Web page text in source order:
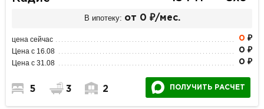
В ипотеку: от 0 ₽/мес.
цена сейчас 0 ₽
Цена с 16.08 0 ₽
Цена с 31.08 0 ₽
5 3 2 ПОЛУЧИТЬ РАСЧЕТ